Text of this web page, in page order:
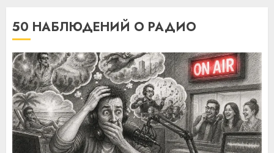
50 НАБЛЮДЕНИЙ О РАДИО